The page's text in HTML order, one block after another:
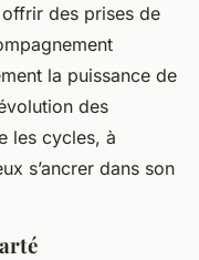
des prises de
la puissance de
des
les cycles, à
s’ancrer dans son